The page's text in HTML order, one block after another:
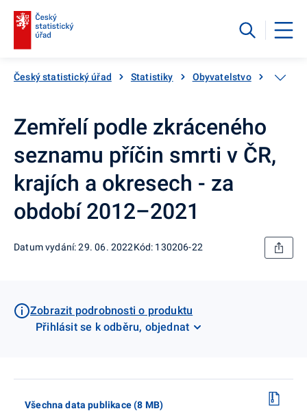
Český statistický úřad Statistiky Obyvatelstvo
Zemřelí podle zkráceného
seznamu příčin smrti v ČR,
krajích a okresech - za
období 2012–2021
Datum vydání: 29. 06. 2022Kód: 130206-22
Zobrazit podrobnosti o produktu
Přihlásit se k odběru, objednat
Všechna data publikace (8 MB)